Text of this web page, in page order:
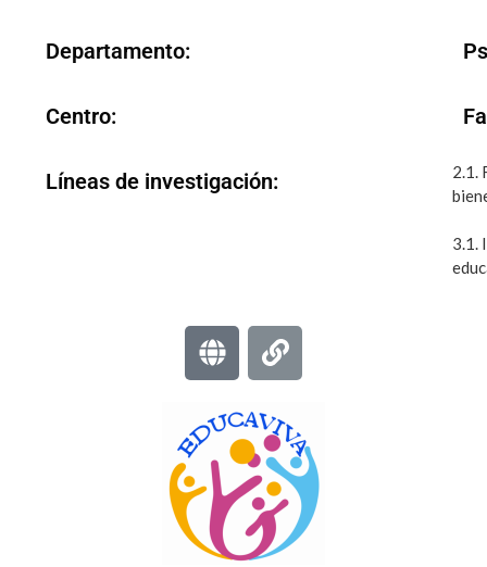
Departamento:
Centro:
Líneas de investigación:
2.1.
3.1.